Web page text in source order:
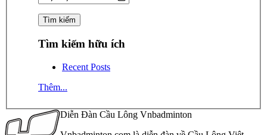
Tìm kiếm hữu ích
Recent Posts
Thêm...
Diễn Đàn Cầu Lông Vnbadminton